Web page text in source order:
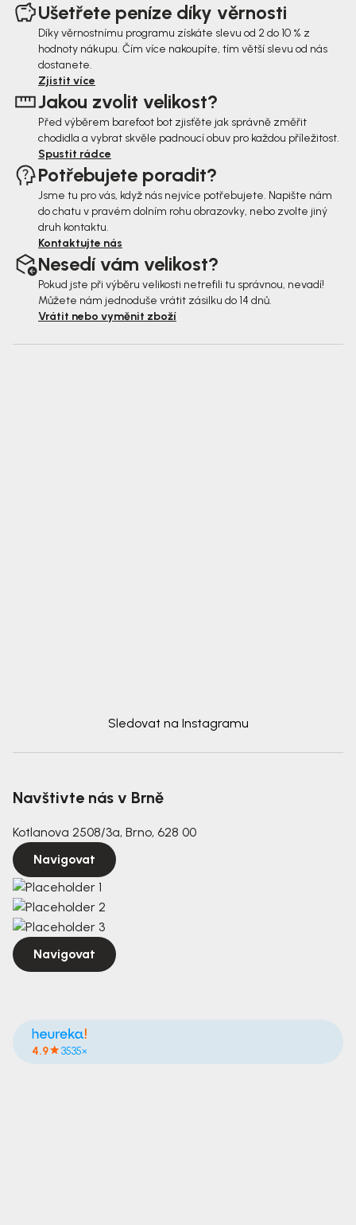
Ušetřete peníze díky věrnosti
Díky věrnostnímu programu získáte slevu od 2 do 10 % z
hodnoty nákupu. Čím více nakoupíte, tím větší slevu od nás
dostanete.
Zjistit více
Jakou zvolit velikost?
Před výběrem barefoot bot zjisťěte jak správně změřit
chodidla a vybrat skvěle padnoucí obuv pro každou příležitost.
Spustit rádce
Potřebujete poradit?
Jsme tu pro vás, když nás nejvíce potřebujete. Napište nám
do chatu v pravém dolním rohu obrazovky, nebo zvolte jiný
druh kontaktu.
Kontaktujte nás
Nesedí vám velikost?
Pokud jste při výběru velikosti netrefili tu správnou, nevadí!
Můžete nám jednoduše vrátit zásilku do 14 dnů.
Vrátit nebo vyměnit zboží
Sledovat na Instagramu
Navštivte nás v Brně
Kotlanova 2508/3a, Brno, 628 00
Navigovat
Navigovat
4.9 3535×